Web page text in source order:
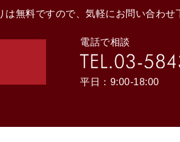
無料ですので、気軽にお問い合わせ
電話で相談
平日：9:00-18:00